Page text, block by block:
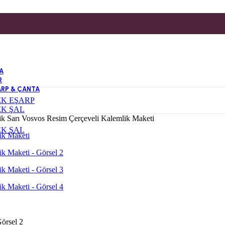
& ÇANTA
EŞARP
ŞAL
ŞAL
Sarı Vosvos Resim Çerçeveli Kalemlik Maketi